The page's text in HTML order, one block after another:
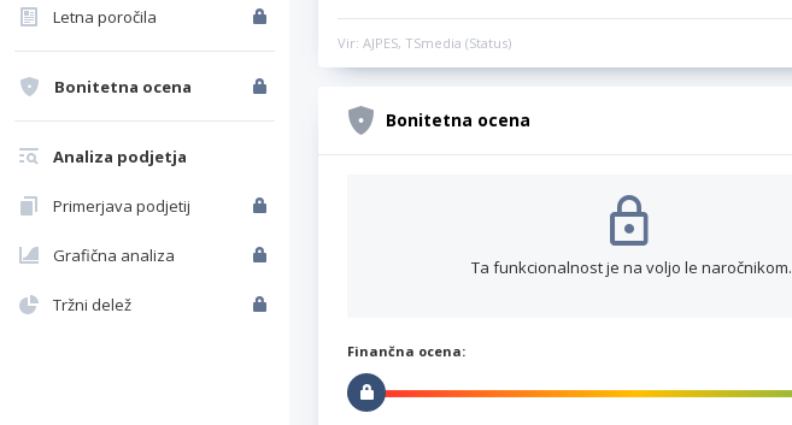
Letna poročila
Bonitetna ocena
Analiza podjetja
Primerjava podjetij
Grafična analiza
Tržni delež
Vir: AJPES, TSmedia (Status)
Bonitetna ocena
Ta funkcionalnost je na voljo le naročnikom.
Finančna ocena: